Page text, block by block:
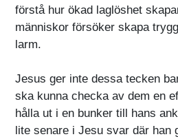
förstå hur ökad laglöshet
människor försöker skapa
larm.
Jesus ger inte dessa tecken
ska kunna checka av dem en
hålla ut i en bunker till hans
lite senare i Jesu svar där han